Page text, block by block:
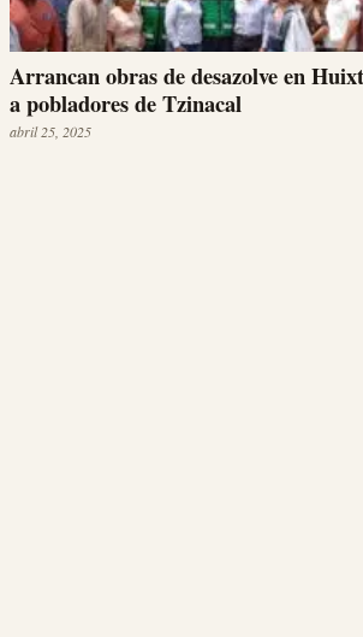
Arrancan obras de desazolve en
a pobladores de Tzinacal
abril 25, 2025